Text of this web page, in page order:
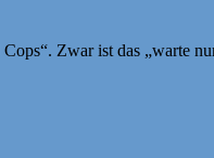
Zwar ist das „warte